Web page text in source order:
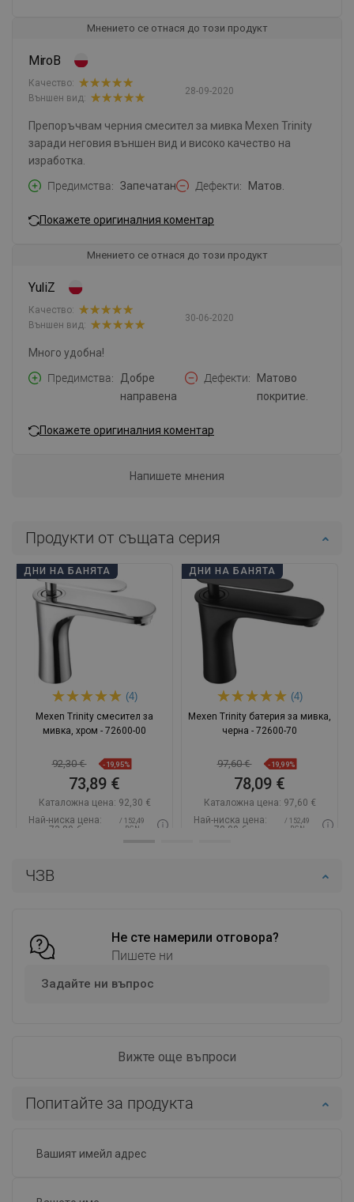
ЧЗВ
Не сте намерили отговора?
Пишете ни
Задайте ни въпрос
Вижте още въпроси
Мнението се отнася до този продукт
MiroB
28-09-2020
Качество:
Външен вид:
Препоръчвам черния смесител за мивка Mexen Trinity
заради неговия външен вид и високо качество на
изработка.
Предимства
Запечатан Дефекти Матов.
Покажете оригиналния коментар
Мнението се отнася до този продукт
YuliZ
30-06-2020
Качество:
Външен вид:
Много удобна!
Предимства
Добре
направена
Дефекти
Матово
покритие.
Покажете оригиналния коментар
Напишете мнения
Попитайте за продукта
Продукти от същата серия
ДНИ НА БАНЯТА
(4)
Mexen Trinity смесител за
мивка, хром - 72600-00
92,30 € -19,95%
73,89 €
Каталожна цена: 92,30 €
Най-ниска цена:
73,89 €
/ 152,49
BGN
Добави в количката
ДНИ НА БАНЯТА
(4)
Mexen Trinity батерия за мивка,
черна - 72600-70
97,60 € -19,99%
78,09 €
Каталожна цена: 97,60 €
Най-ниска цена:
78,09 €
/ 152,49
BGN
Добави в количката